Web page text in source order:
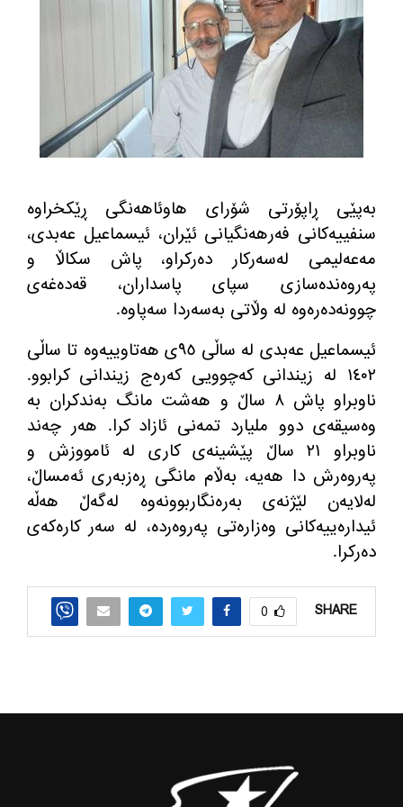
به‌پێی ڕاپۆرتی شۆرای هاوئاهه‌نگی ڕێكخراوه‌
سنفییه‌كانی فه‌رهه‌نگیانی ئێران، ئیسماعیل عه‌بدی،
مه‌عه‌لیمی له‌سه‌ركار ده‌ركراو، پاش سكاڵا و
په‌روه‌نده‌سازی سپای پاسداران، قه‌ده‌غه‌ی
چوونه‌ده‌ره‌وه‌ له‌ وڵاتی به‌سه‌ردا سه‌پاوه‌.
ئیسماعیل عه‌بدی له‌ ساڵی ٩٥ی هه‌تاوییه‌وه‌ تا ساڵی
١٤٠٢ له‌ زیندانی كه‌چوویی كه‌ره‌ج زیندانی كرابوو.
ناوبراو پاش ٨ ساڵ و هه‌شت مانگ به‌ندكران به‌
وه‌سیقه‌ی دوو ملیارد تمه‌نی ئازاد كرا. هه‌ر چه‌ند
ناوبراو ٢١ ساڵ پێشینه‌ی كاری له‌ ئامووزش و
په‌روه‌رش دا هه‌یه‌، به‌ڵام مانگی ڕه‌زبه‌ری ئه‌مساڵ،
له‌لایه‌ن لێژنه‌ی به‌ره‌نگاربوونه‌وه‌ له‌گه‌ڵ هه‌ڵه‌
ئیداره‌ییه‌كانی وه‌زاره‌تی په‌روه‌رده‌، له‌ سه‌ر كاره‌كه‌ی
ده‌ركرا.
SHARE
0